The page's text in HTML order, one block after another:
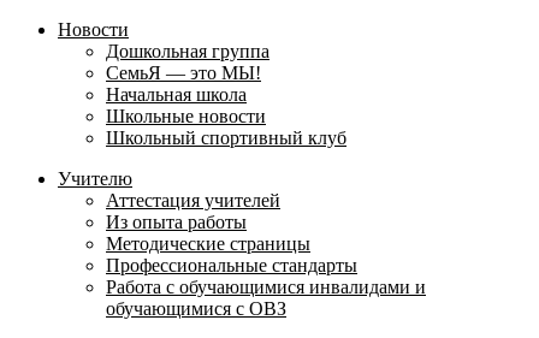
Новости
Дошкольная группа
СемьЯ — это МЫ!
Начальная школа
Школьные новости
Школьный спортивный клуб
Учителю
Аттестация учителей
Из опыта работы
Методические страницы
Профессиональные стандарты
Работа с обучающимися инвалидами и
обучающимися с ОВЗ